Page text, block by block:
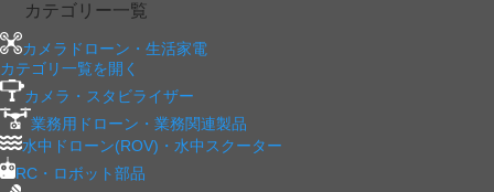
カテゴリー一覧
カメラドローン・生活家電
カテゴリ一覧を開く
カメラ・スタビライザー
業務用ドローン・業務関連製品
水中ドローン(ROV)・水中スクーター
RC・ロボット部品